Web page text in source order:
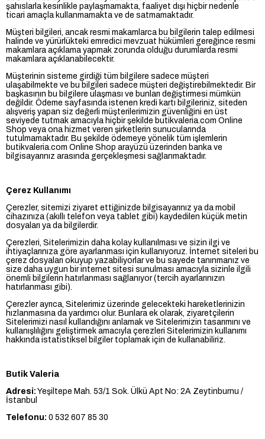
şahıslarla kesinlikle paylaşmamakta, faaliyet dışı hiçbir nedenle
ticari amaçla kullanmamakta ve de satmamaktadır.
Müşteri bilgileri, ancak resmi makamlarca bu bilgilerin talep edilmesi
halinde ve yürürlükteki emredici mevzuat hükümleri gereğince resmi
makamlara açıklama yapmak zorunda olduğu durumlarda resmi
makamlara açıklanabilecektir.
Müşterinin sisteme girdiği tüm bilgilere sadece müşteri
ulaşabilmekte ve bu bilgileri sadece müşteri değiştirebilmektedir. Bir
başkasının bu bilgilere ulaşması ve bunları değiştirmesi mümkün
değildir. Ödeme sayfasında istenen kredi kartı bilgileriniz, siteden
alışveriş yapan siz değerli müşterilerimizin güvenliğini en üst
seviyede tutmak amacıyla hiçbir şekilde butikvaleria.com Online
Shop veya ona hizmet veren şirketlerin sunucularında
tutulmamaktadır. Bu şekilde ödemeye yönelik tüm işlemlerin
butikvaleria.com Online Shop arayüzü üzerinden banka ve
bilgisayarınız arasında gerçekleşmesi sağlanmaktadır.
Çerez Kullanımı
Çerezler, sitemizi ziyaret ettiğinizde bilgisayarınız ya da mobil
cihazınıza (akıllı telefon veya tablet gibi) kaydedilen küçük metin
dosyaları ya da bilgilerdir.
Çerezleri, Sitelerimizin daha kolay kullanılması ve sizin ilgi ve
ihtiyaçlarınıza göre ayarlanması için kullanıyoruz. İnternet siteleri bu
çerez dosyaları okuyup yazabiliyorlar ve bu sayede tanınmanız ve
size daha uygun bir internet sitesi sunulması amacıyla sizinle ilgili
önemli bilgilerin hatırlanması sağlanıyor (tercih ayarlarınızın
hatırlanması gibi).
Çerezler ayrıca, Sitelerimiz üzerinde gelecekteki hareketlerinizin
hızlanmasına da yardımcı olur. Bunlara ek olarak, ziyaretçilerin
Sitelerimizi nasıl kullandığını anlamak ve Sitelerimizin tasarımını ve
kullanışlılığını geliştirmek amacıyla çerezleri Sitelerimizin kullanımı
hakkında istatistiksel bilgiler toplamak için de kullanabiliriz.
Butik Valeria
Adresi: Yeşiltepe Mah. 53/1 Sok. Ülkü Apt No: 2A Zeytinburnu /
İstanbul
Telefonu: 0 532 607 85 30